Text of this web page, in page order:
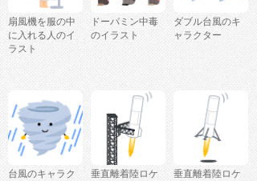
扇風機を服の中
に入れる人のイ
ラスト
ドーパミン中毒
のイラスト
ダブル台風のキ
ャラクター
台風のキャラク
垂直離着陸ロケ
垂直離着陸ロケ